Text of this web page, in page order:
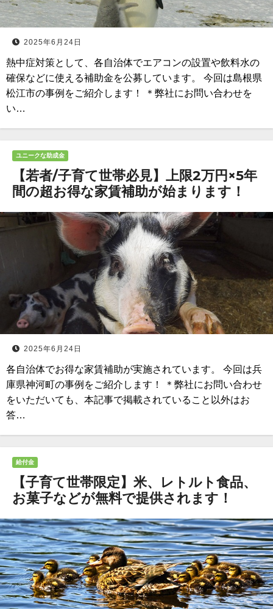
2025年6月24日
熱中症対策として、各自治体でエアコンの設置や飲料水の
確保などに使える補助金を公募しています。 今回は島根県
松江市の事例をご紹介します！ ＊弊社にお問い合わせを
い…
ユニークな助成金
【若者/子育て世帯必見】上限2万円×5年
間の超お得な家賃補助が始まります！
2025年6月24日
各自治体でお得な家賃補助が実施されています。 今回は兵
庫県神河町の事例をご紹介します！ ＊弊社にお問い合わせ
をいただいても、本記事で掲載されていること以外はお
答…
給付金
【子育て世帯限定】米、レトルト食品、
お菓子などが無料で提供されます！